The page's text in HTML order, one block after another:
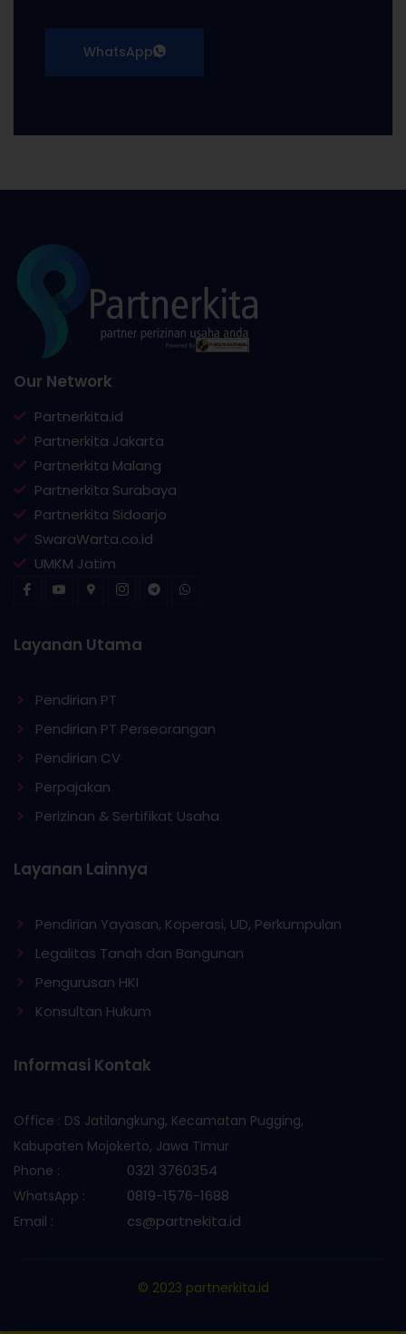
WhatsApp
Our Network
Partnerkita.id
Partnerkita Jakarta
Partnerkita Malang
Partnerkita Surabaya
Partnerkita Sidoarjo
SwaraWarta.co.id
UMKM Jatim
Layanan Utama
Pendirian PT
Pendirian PT Perseorangan
Pendirian CV
Perpajakan
Perizinan & Sertifikat Usaha
Layanan Lainnya
Pendirian Yayasan, Koperasi, UD, Perkumpulan
Legalitas Tanah dan Bangunan
Pengurusan HKI
Konsultan Hukum
Informasi Kontak
Office : DS Jatilangkung, Kecamatan Pugging,
Kabupaten Mojokerto, Jawa Timur
Phone :
0321 3760354
WhatsApp : 0819-1576-1688
Email : cs@partnekita.id
© 2023 partnerkita.id